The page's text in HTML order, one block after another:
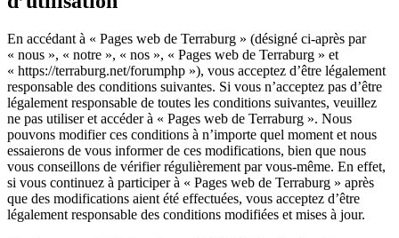
En accédant à « Pages web de Terraburg » (désigné ci-après par
« nous », « notre », « nos », « Pages web de Terraburg » et
« https://terraburg.net/forumphp »), vous acceptez d’être légalement
responsable des conditions suivantes. Si vous n’acceptez pas d’être
légalement responsable de toutes les conditions suivantes, veuillez
ne pas utiliser et accéder à « Pages web de Terraburg ». Nous
pouvons modifier ces conditions à n’importe quel moment et nous
essaierons de vous informer de ces modifications, bien que nous
vous conseillons de vérifier régulièrement par vous-même. En effet,
si vous continuez à participer à « Pages web de Terraburg » après
que des modifications aient été effectuées, vous acceptez d’être
légalement responsable des conditions modifiées et mises à jour.